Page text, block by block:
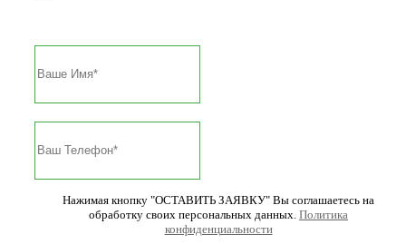
Нажимая кнопку "ОСТАВИТЬ ЗАЯВКУ" Вы соглашаетесь на
обработку своих персональных данных.Политика
конфиденциальности